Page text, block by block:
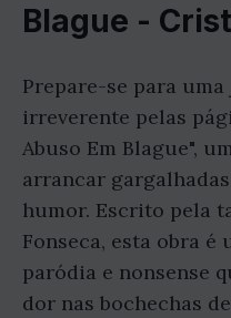
Blague -
Prepare-se para
irreverente pelas
Abuso Em Blague",
arrancar
humor. Escrito pela
Fonseca, esta obra
paródia e nonsense
dor nas bochechas